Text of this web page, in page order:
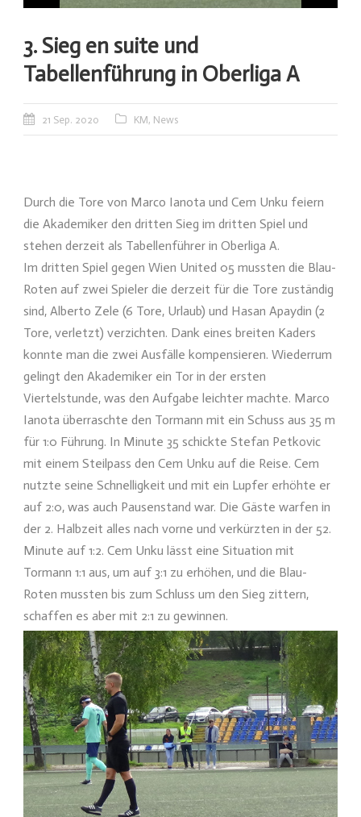
3. Sieg en suite und
Tabellenführung in Oberliga A
21 Sep. 2020 KM, News
Durch die Tore von Marco Ianota und Cem Unku feiern
die Akademiker den dritten Sieg im dritten Spiel und
stehen derzeit als Tabellenführer in Oberliga A.
Im dritten Spiel gegen Wien United 05 mussten die Blau-
Roten auf zwei Spieler die derzeit für die Tore zuständig
sind, Alberto Zele (6 Tore, Urlaub) und Hasan Apaydin (2
Tore, verletzt) verzichten. Dank eines breiten Kaders
konnte man die zwei Ausfälle kompensieren. Wiederrum
gelingt den Akademiker ein Tor in der ersten
Viertelstunde, was den Aufgabe leichter machte. Marco
Ianota überraschte den Tormann mit ein Schuss aus 35 m
für 1:0 Führung. In Minute 35 schickte Stefan Petkovic
mit einem Steilpass den Cem Unku auf die Reise. Cem
nutzte seine Schnelligkeit und mit ein Lupfer erhöhte er
auf 2:0, was auch Pausenstand war. Die Gäste warfen in
der 2. Halbzeit alles nach vorne und verkürzten in der 52.
Minute auf 1:2. Cem Unku lässt eine Situation mit
Tormann 1:1 aus, um auf 3:1 zu erhöhen, und die Blau-
Roten mussten bis zum Schluss um den Sieg zittern,
schaffen es aber mit 2:1 zu gewinnen.